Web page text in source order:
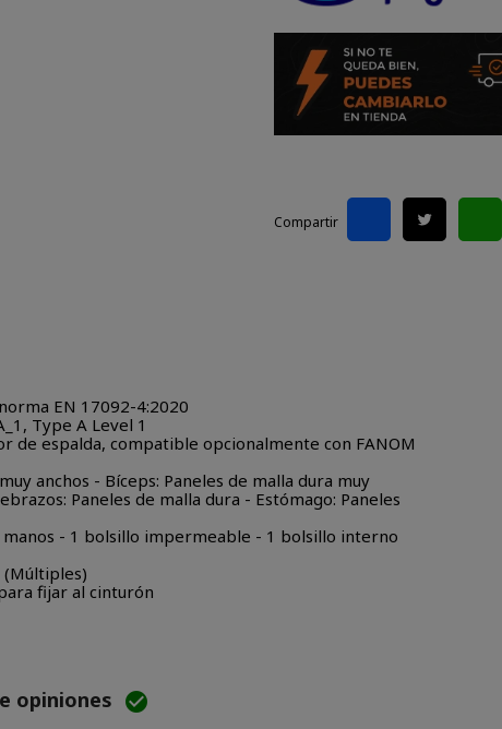
Compartir
EN 17092-4:2020
Type A Level 1
espalda, compatible opcionalmente con FANOM
anchos - Bíceps: Paneles de malla dura muy
Paneles de malla dura - Estómago: Paneles
- 1 bolsillo impermeable - 1 bolsillo interno
(Múltiples)
fijar al cinturón
opiniones 